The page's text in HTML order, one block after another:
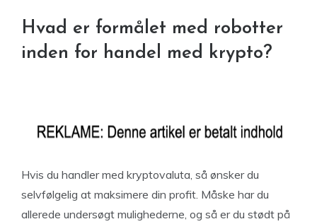
Hvad er formålet med robotter
inden for handel med krypto?
Hvis du handler med kryptovaluta, så ønsker du
selvfølgelig at maksimere din profit. Måske har du
allerede undersøgt mulighederne, og så er du stødt på